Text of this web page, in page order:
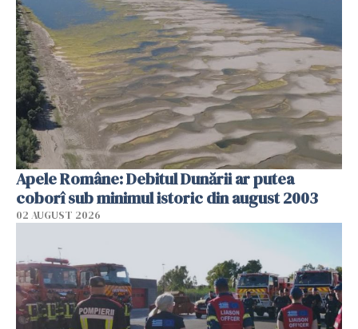
Apele Române: Debitul Dunării ar putea
coborî sub minimul istoric din august 2003
02 AUGUST 2026